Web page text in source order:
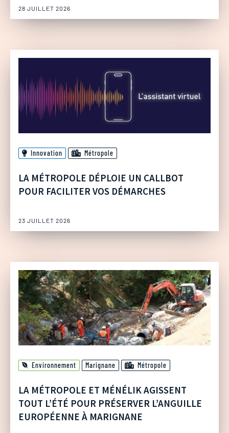
28 JUILLET 2026
Innovation Métropole
LA MÉTROPOLE DÉPLOIE UN CALLBOT
POUR FACILITER VOS DÉMARCHES
23 JUILLET 2026
Environnement Marignane Métropole
LA MÉTROPOLE ET MÉNÉLIK AGISSENT
TOUT L’ÉTÉ POUR PRÉSERVER L’ANGUILLE
EUROPÉENNE À MARIGNANE